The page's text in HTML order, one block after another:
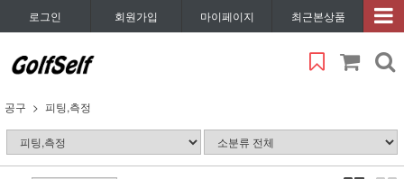
로그인 회원가입 마이페이지 최근본상품
공구 피팅,측정